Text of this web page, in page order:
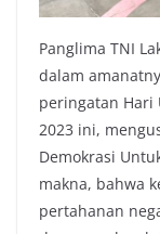
Panglima TNI
dalam
peringatan Hari
2023 ini,
Demokrasi
makna, bahwa
pertahanan